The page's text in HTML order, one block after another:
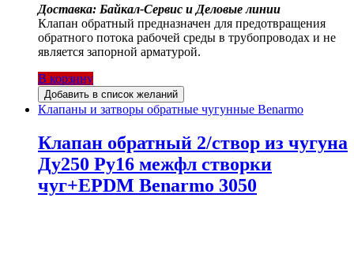
Доставка: Байкал-Сервис и Деловые линии
Клапан обратный предназначен для предотвращения
обратного потока рабочей среды в трубопроводах и не
является запорной арматурой.
В корзину
Добавить в список желаний
Клапаны и затворы обратные чугунные Benarmo
Клапан обратный 2/створ из чугуна
Ду250 Ру16 межфл створки
чуг+EPDM Benarmo 3050